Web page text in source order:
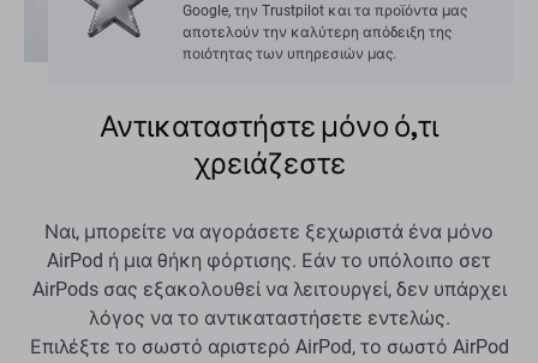
Google, την Trustpilot και τα προϊόντα μας
αποτελούν την καλύτερη απόδειξη της
ποιότητας των υπηρεσιών μας.
Αντικαταστήστε μόνο ό,τι
χρειάζεστε
Ναι, μπορείτε να αγοράσετε ξεχωριστά ένα μόνο
AirPod ή μια θήκη φόρτισης. Εάν το υπόλοιπο σετ
AirPods σας εξακολουθεί να λειτουργεί, δεν υπάρχει
λόγος να το αντικαταστήσετε εντελώς.
Επιλέξτε το σωστό αριστερό AirPod, το σωστό AirPod